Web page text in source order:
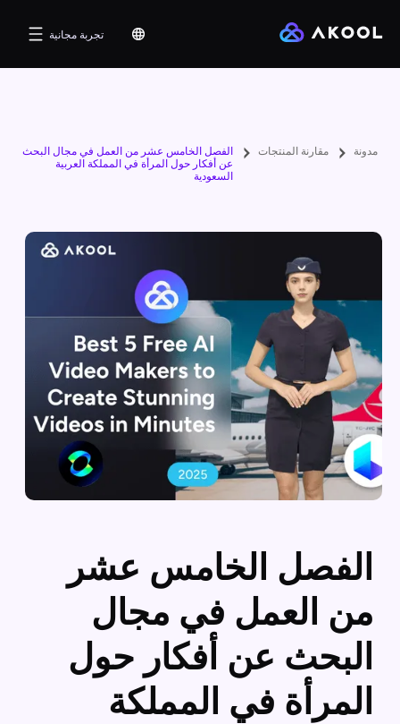
تجربة مجانية
مدونة مقارنة المنتجات
الفصل الخامس عشر من العمل في مجال البحث
عن أفكار حول المرأة في المملكة العربية
السعودية
الفصل الخامس عشر
من العمل في مجال
البحث عن أفكار حول
المرأة في المملكة